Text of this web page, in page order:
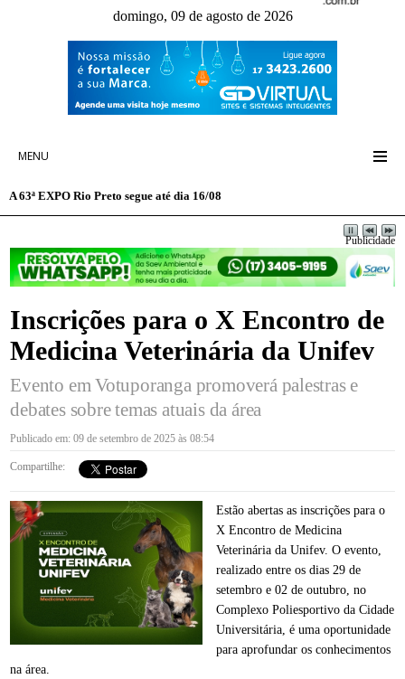
domingo, 09 de agosto de 2026
MENU
A 63ª EXPO Rio Preto segue até dia 16/08
Publicidade
Inscrições para o X Encontro de
Medicina Veterinária da Unifev
Evento em Votuporanga promoverá palestras e
debates sobre temas atuais da área
Publicado em: 09 de setembro de 2025 às 08:54
Compartilhe:
Estão abertas as inscrições para o
X Encontro de Medicina
Veterinária da Unifev. O evento,
realizado entre os dias 29 de
setembro e 02 de outubro, no
Complexo Poliesportivo da Cidade
Universitária, é uma oportunidade
para aprofundar os conhecimentos
na área.